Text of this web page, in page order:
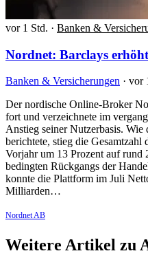
vor 1 Std. · Banken &
Nordnet: Barclays
Banken & Versicherungen · vor
Der nordische Online-Broker
fort und verzeichnete im
Anstieg seiner Nutzerbasis.
berichtete, stieg die
Vorjahr um 13 Prozent auf rund
bedingten Rückgangs der
konnte die Plattform im Juli
Milliarden…
Nordnet AB
Weitere Artikel zu